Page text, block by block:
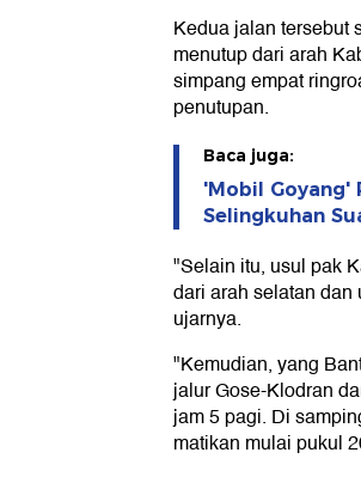
Kedua jalan tersebut
menutup dari arah
simpang empat
penutupan.
Baca juga:
'Mobil Goyang'
Selingkuhan
"Selain itu, usul pak
dari arah selatan
ujarnya.
"Kemudian, yang
jalur Gose-Klodran
jam 5 pagi. Di
matikan mulai pukul